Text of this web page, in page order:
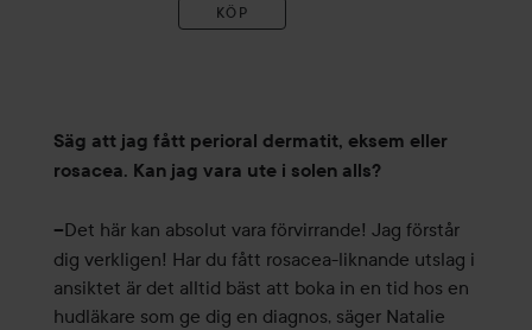
KÖP
Säg att jag fått perioral dermatit, eksem eller
rosacea. Kan jag vara ute i solen alls?
–Det här kan absolut vara förvirrande! Jag förstår
dig verkligen! Har du fått rosacea-liknande utslag i
ansiktet är det alltid bäst att boka in en tid hos en
hudläkare som ge dig en diagnos, säger Natalie